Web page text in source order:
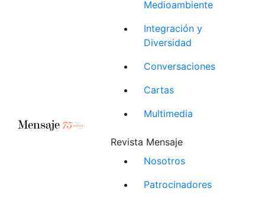
Medioambiente
Integración y
Diversidad
Conversaciones
Cartas
Multimedia
Revista Mensaje
Nosotros
Patrocinadores